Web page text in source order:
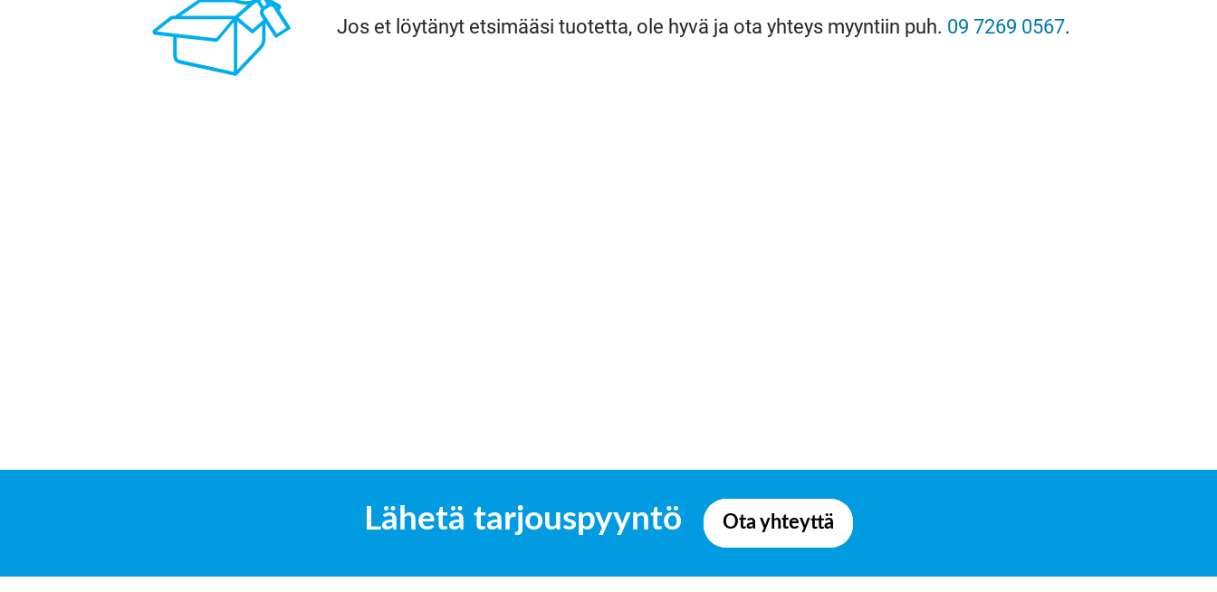
Jos et löytänyt etsimääsi tuotetta, ole hyvä ja ota yhteys myyntiin puh. 09 7269 0567.
Lähetä tarjouspyyntö Ota yhteyttä